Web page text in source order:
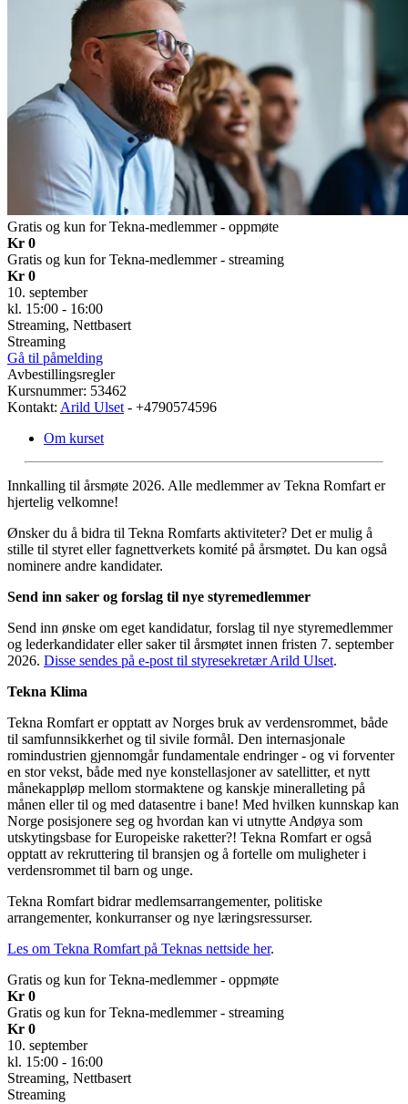
Gratis og kun for Tekna-medlemmer - oppmøte
Kr 0
Gratis og kun for Tekna-medlemmer - streaming
Kr 0
10. september
kl. 15:00 - 16:00
Streaming, Nettbasert
Streaming
Gå til påmelding
Avbestillingsregler
Kursnummer: 53462
Kontakt: Arild Ulset - +4790574596
Om kurset
Innkalling til årsmøte 2026. Alle medlemmer av Tekna Romfart er
hjertelig velkomne!
Ønsker du å bidra til Tekna Romfarts aktiviteter? Det er mulig å
stille til styret eller fagnettverkets komité på årsmøtet. Du kan også
nominere andre kandidater.
Send inn saker og forslag til nye styremedlemmer
Send inn ønske om eget kandidatur, forslag til nye styremedlemmer
og lederkandidater eller saker til årsmøtet innen fristen 7. september
2026. Disse sendes på e-post til styresekretær Arild Ulset.
Tekna Klima
Tekna Romfart er opptatt av Norges bruk av verdensrommet, både
til samfunnsikkerhet og til sivile formål. Den internasjonale
romindustrien gjennomgår fundamentale endringer - og vi forventer
en stor vekst, både med nye konstellasjoner av satellitter, et nytt
månekappløp mellom stormaktene og kanskje mineralleting på
månen eller til og med datasentre i bane! Med hvilken kunnskap kan
Norge posisjonere seg og hvordan kan vi utnytte Andøya som
utskytingsbase for Europeiske raketter?! Tekna Romfart er også
opptatt av rekruttering til bransjen og å fortelle om muligheter i
verdensrommet til barn og unge.
Tekna Romfart bidrar medlemsarrangementer, politiske
arrangementer, konkurranser og nye læringsressurser.
Les om Tekna Romfart på Teknas nettside her.
Gratis og kun for Tekna-medlemmer - oppmøte
Kr 0
Gratis og kun for Tekna-medlemmer - streaming
Kr 0
10. september
kl. 15:00 - 16:00
Streaming, Nettbasert
Streaming